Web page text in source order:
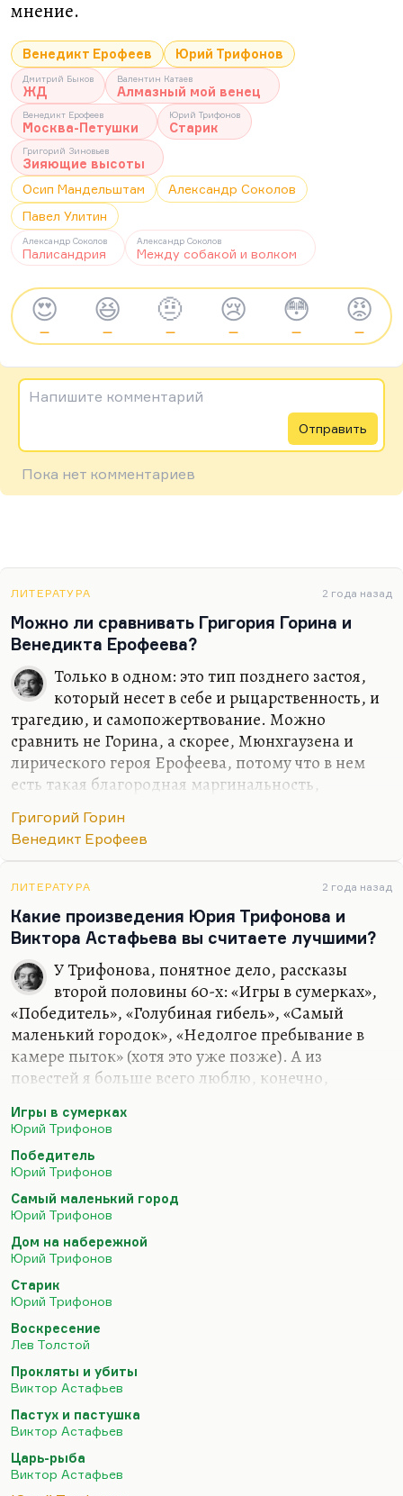
мнение.
Венедикт Ерофеев Юрий Трифонов
Дмитрий Быков
ЖД
Валентин Катаев
Алмазный мой венец
Венедикт Ерофеев
Москва-Петушки
Юрий Трифонов
Старик
Григорий Зиновьев
Зияющие высоты
Осип Мандельштам
Александр Соколов
Павел Улитин
Александр Соколов
Палисандрия
Александр Соколов
Между собакой и волком
😍
—
😆
—
🤨
—
😢
—
😳
—
😡
—
Напишите комментарий
Отправить
Пока нет комментариев
ЛИТЕРАТУРА 2 года назад
Можно ли сравнивать Григория Горина и
Венедикта Ерофеева?
Только в одном: это тип позднего застоя,
который несет в себе и рыцарственность, и
трагедию, и самопожертвование. Можно
сравнить не Горина, а скорее, Мюнхгаузена и
лирического героя Ерофеева, потому что в нем
есть такая благородная маргинальность,
Бедовые времена, когда рыцарь становится
аутсайдером.
Кстати говоря, попытка Абдулова сыграть
Ланцелота не удалась. У него Ланцелот получился
неубедительным: получился такой быдловатый
персонаж, но в очках. Это должен был кто-то
другой. Я не знаю, кого имел ввиду Шварц.
Наверное, человека вроде себя. А кто мог сыграть
Шварца? Только ранний Гердт, в «Фокуснике».
Молодой Гердт – ведь это было…
Григорий Горин
Венедикт Ерофеев
ЛИТЕРАТУРА 2 года назад
Какие произведения Юрия Трифонова и
Виктора Астафьева вы считаете лучшими?
У Трифонова, понятное дело, рассказы
второй половины 60-х: «Игры в сумерках»,
«Победитель», «Голубиная гибель», «Самый
маленький городок», «Недолгое пребывание в
камере пыток» (хотя это уже позже). А из
повестей я больше всего люблю, конечно,
прощание» на уровне прозы, на уровне языка
сделано совершенно волшебно. Когда меня
спрашивают школьники, как писать прозу, что
мне представляется идеальным, я всегда читаю
вот этот первый абзац из «Долгого прощания».
Хотя и «Дом на набережной» мне очень нравится
(это роман, безусловно, а не повесть).
Практически нет у Трифонова вещи, которая не
нравилась бы мне.
И «Старик» гениальная вещь, очень…
Игры в сумерках
Юрий Трифонов
Победитель
Юрий Трифонов
Самый маленький город
Юрий Трифонов
Дом на набережной
Юрий Трифонов
Старик
Юрий Трифонов
Воскресение
Лев Толстой
Прокляты и убиты
Виктор Астафьев
Пастух и пастушка
Виктор Астафьев
Царь-рыба
Виктор Астафьев